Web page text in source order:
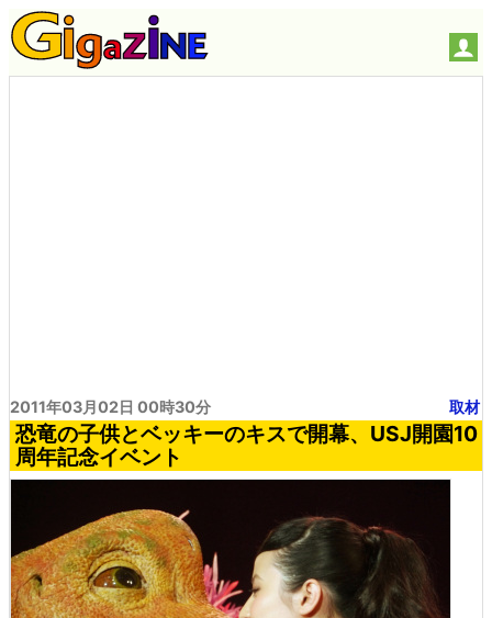
2011年03月02日 00時30分 取材
恐竜の子供とベッキーのキスで開幕、USJ開園10
周年記念イベント